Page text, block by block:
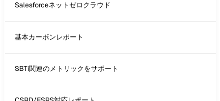
Salesforceネットゼロクラウド
基本カーボンレポート
SBTi関連のメトリックをサポート